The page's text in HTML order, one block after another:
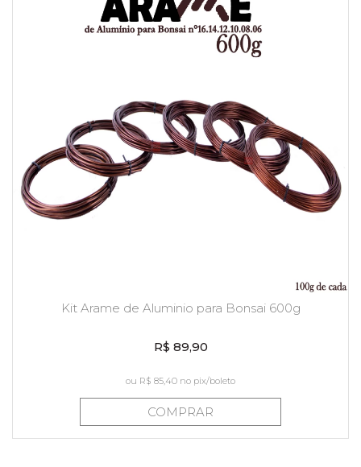
Kit Arame de Aluminio para Bonsai 600g
R$ 89,90
ou R$ 85,40 no pix/boleto
COMPRAR